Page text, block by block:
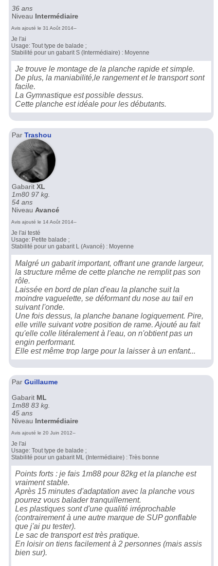
36 ans
Niveau Intermédiaire
Avis ajouté le 31 Août 2014--
Je l'ai
Usage: Tout type de balade ;
Stabilité pour un gabarit S (Intermédiaire) : Moyenne
Je trouve le montage de la planche rapide et simple.
De plus, la maniabilité,le rangement et le transport sont
facile.
La Gymnastique est possible dessus.
Cette planche est idéale pour les débutants.
Par Trashou
Gabarit XL
1m80 97 kg.
54 ans
Niveau Avancé
Avis ajouté le 14 Août 2014--
Je l'ai testé
Usage: Petite balade ;
Stabilité pour un gabarit L (Avancé) : Moyenne
Malgré un gabarit important, offrant une grande largeur,
la structure même de cette planche ne remplit pas son
rôle.
Laissée en bord de plan d'eau la planche suit la
moindre vaguelette, se déformant du nose au tail en
suivant l'onde.
Une fois dessus, la planche banane logiquement. Pire,
elle vrille suivant votre position de rame. Ajouté au fait
qu'elle colle litéralement à l'eau, on n'obtient pas un
engin performant.
Elle est même trop large pour la laisser à un enfant...
Par Guillaume
Gabarit ML
1m88 83 kg.
45 ans
Niveau Intermédiaire
Avis ajouté le 20 Juin 2012--
Je l'ai
Usage: Tout type de balade ;
Stabilité pour un gabarit ML (Intermédiaire) : Très bonne
Points forts : je fais 1m88 pour 82kg et la planche est
vraiment stable.
Après 15 minutes d'adaptation avec la planche vous
pourrez vous balader tranquillement.
Les plastiques sont d'une qualité irréprochable
(contrairement à une autre marque de SUP gonflable
que j'ai pu tester).
Le sac de transport est très pratique.
En loisir on tiens facilement à 2 personnes (mais assis
bien sur).